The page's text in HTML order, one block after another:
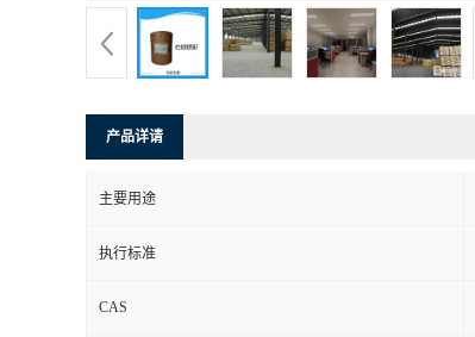
产品详请
主要用途
执行标准
CAS